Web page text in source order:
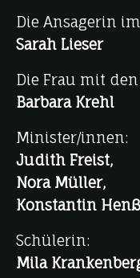
Die Ansagerin
Sarah Lieser
Die Frau mit
Barbara Krehl
Minister/innen:
Judith Freist,
Nora Müller,
Konstantin
Schülerin:
Mila